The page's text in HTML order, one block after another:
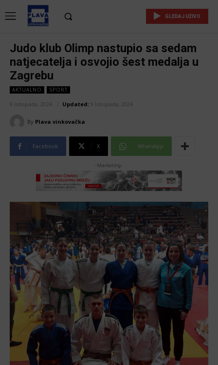
GLEDAJ UŽIVO
Judo klub Olimp nastupio sa sedam
natjecatelja i osvojio šest medalja u
Zagrebu
AKTUALNO SPORT
9 listopada, 2024 Updated: 9 listopada, 2024
By Plava vinkovačka
Facebook X WhatsApp
-Marketing-